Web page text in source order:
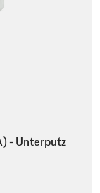
- Unterputz